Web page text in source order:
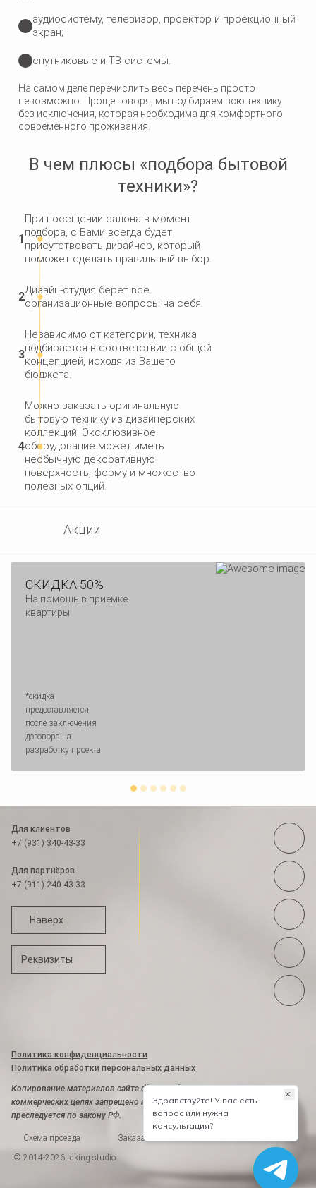
аудиосистему, телевизор, проектор и проекционный
экран;
спутниковые и ТВ-системы.
На самом деле перечислить весь перечень просто
невозможно. Проще говоря, мы подбираем всю технику
без исключения, которая необходима для комфортного
современного проживания.
В чем плюсы «подбора бытовой
техники»?
При посещении салона в момент
подбора, с Вами всегда будет
присутствовать дизайнер, который
поможет сделать правильный выбор.
Дизайн-студия берет все
организационные вопросы на себя.
Независимо от категории, техника
подбирается в соответствии с общей
концепцией, исходя из Вашего
бюджета.
Можно заказать оригинальную
бытовую технику из дизайнерских
коллекций. Эксклюзивное
оборудование может иметь
необычную декоративную
поверхность, форму и множество
полезных опций.
Акции
СКИДКА 50%
На помощь в приемке
квартиры
*скидка
предоставляется
после заключения
договора на
разработку проекта
Для клиентов
+7 (931) 340-43-33
Для партнёров
+7 (911) 240-43-33
Наверх
Реквизиты
Политика конфиденциальности
Политика обработки персональных данных
Копирование материалов сайта dking.studio в
коммерческих целях запрещено и
преследуется по закону РФ.
Схема проезда
Заказать звонок
© 2014-2026, dking.studio